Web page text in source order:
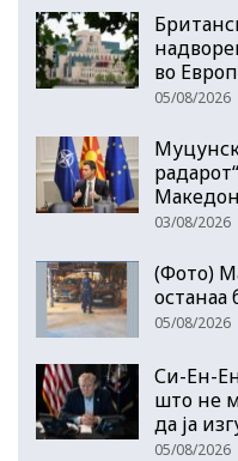
во
05/08/2026
03/08/2026
(Фото)
останаа
05/08/2026
Си-Ен-
што не
да ја
05/08/2026